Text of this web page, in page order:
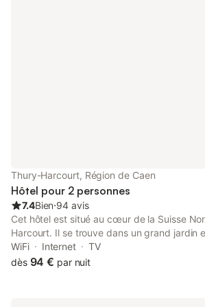
Thury-Harcourt, Région de Caen
Hôtel pour 2 personnes
7.4Bien⋅94 avis
Cet hôtel est situé au cœur de la Suisse
Harcourt. Il se trouve dans un grand jardin
services gratuits : l'accès Internet et le
devrez présenter une pièce d'identité avec
WiFi Internet
TV
dès 94 € par nuit